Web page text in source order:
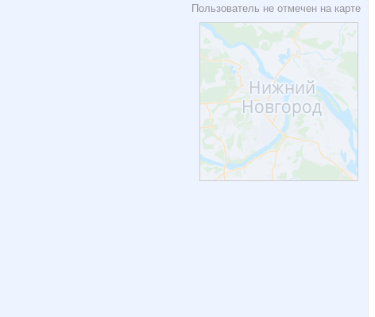
Пользователь не отмечен на карте